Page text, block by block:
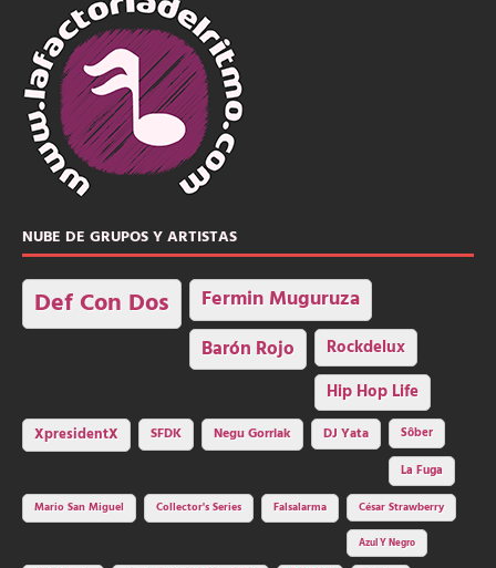
NUBE DE GRUPOS Y ARTISTAS
Def Con Dos Fermin Muguruza
Barón Rojo Rockdelux
Hip Hop Life
XpresidentX SFDK Negu Gorriak DJ Yata
Sôber
La Fuga
Mario San Miguel
Collector's Series Falsalarma César Strawberry
Azul Y Negro